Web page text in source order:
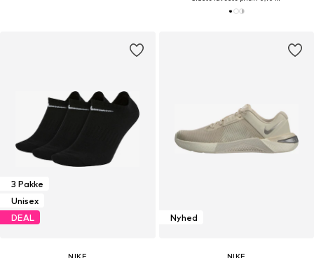
3 Pakke
Unisex
DEAL
NIKE
Nyhed
NIKE